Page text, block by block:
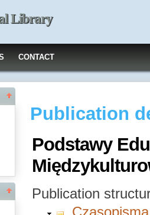
Library
CONTACT
Publication
Podstawy
Publication